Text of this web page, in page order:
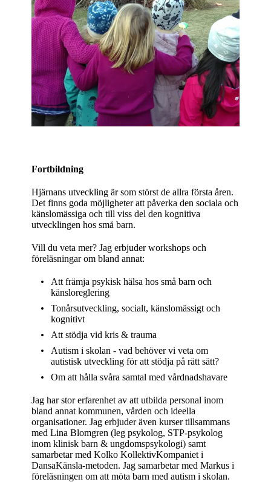
Fortbildning
Hjärnans utveckling är som störst de allra första åren.
Det finns goda möjligheter att påverka den sociala och
känslomässiga och till viss del den kognitiva
utvecklingen hos små barn.
Vill du veta mer? Jag erbjuder workshops och
föreläsningar om bland annat:
Att främja psykisk hälsa hos små barn och
känsloreglering
Tonårsutveckling, socialt, känslomässigt och
kognitivt
Att stödja vid kris & trauma
Autism i skolan - vad behöver vi veta om
autistisk utveckling för att stödja på rätt sätt?
Om att hålla svåra samtal med vårdnadshavare
Jag har stor erfarenhet av att utbilda personal inom
bland annat kommunen, vården och ideella
organisationer. Jag erbjuder även kurser tillsammans
med Lina Blomgren (leg psykolog, STP-psykolog
inom klinisk barn & ungdomspsykologi) samt
samarbetar med Kolko KollektivKompaniet i
DansaKänsla-metoden. Jag samarbetar med Markus i
föreläsningen om att möta barn med autism i skolan.